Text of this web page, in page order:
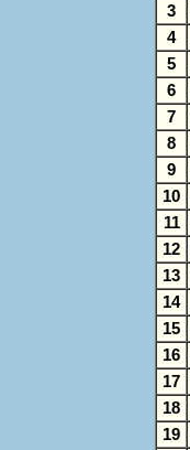
3
4
5
6
7
8
9
10
11
12
13
14
15
16
17
18
19